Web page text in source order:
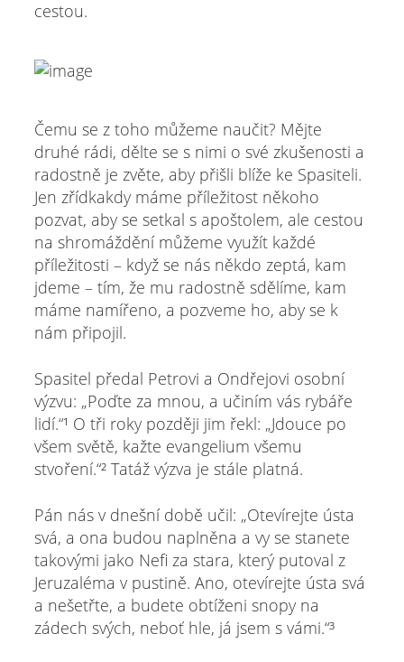
cestou.
Čemu se z toho můžeme naučit? Mějte
druhé rádi, dělte se s nimi o své zkušenosti a
radostně je zvěte, aby přišli blíže ke Spasiteli.
Jen zřídkakdy máme příležitost někoho
pozvat, aby se setkal s apoštolem, ale cestou
na shromáždění můžeme využít každé
příležitosti – když se nás někdo zeptá, kam
jdeme – tím, že mu radostně sdělíme, kam
máme namířeno, a pozveme ho, aby se k
nám připojil.
Spasitel předal Petrovi a Ondřejovi osobní
výzvu: „Poďte za mnou, a učiním vás rybáře
lidí.“¹ O tři roky později jim řekl: „Jdouce po
všem světě, kažte evangelium všemu
stvoření.“² Tatáž výzva je stále platná.
Pán nás v dnešní době učil: „Otevírejte ústa
svá, a ona budou naplněna a vy se stanete
takovými jako Nefi za stara, který putoval z
Jeruzaléma v pustině. Ano, otevírejte ústa svá
a nešetřte, a budete obtíženi snopy na
zádech svých, neboť hle, já jsem s vámi.“³